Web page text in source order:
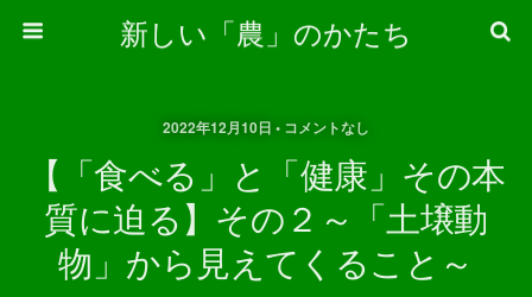
新しい「農」のかたち
2022年12月10日 • コメントなし
【「食べる」と「健康」その本
質に迫る】その２～「土壌動
物」から見えてくること～